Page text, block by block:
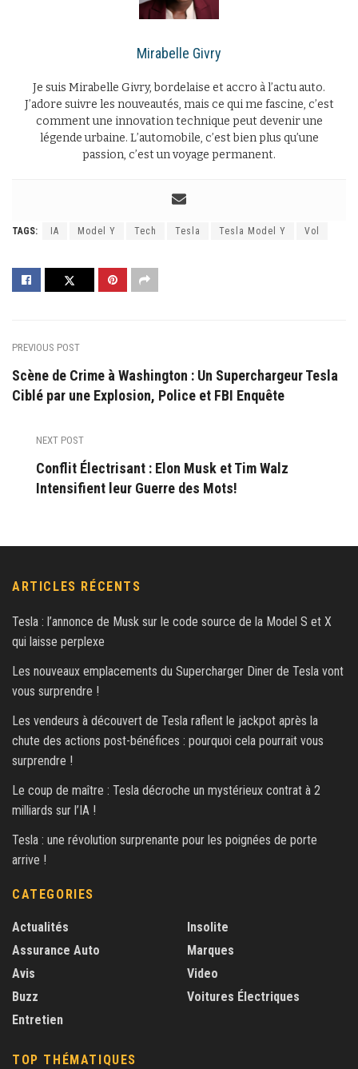
Mirabelle Givry
Je suis Mirabelle Givry, bordelaise et accro à l’actu auto.
J’adore suivre les nouveautés, mais ce qui me fascine, c’est
comment une innovation technique peut devenir une
légende urbaine. L’automobile, c’est bien plus qu’une
passion, c’est un voyage permanent.
TAGS: IA Model Y Tech Tesla Tesla Model Y Vol
PREVIOUS POST
Scène de Crime à Washington : Un Superchargeur Tesla
Ciblé par une Explosion, Police et FBI Enquête
NEXT POST
Conflit Électrisant : Elon Musk et Tim Walz
Intensifient leur Guerre des Mots!
ARTICLES RÉCENTS
Tesla : l’annonce de Musk sur le code source de la Model S et X
qui laisse perplexe
Les nouveaux emplacements du Supercharger Diner de Tesla vont
vous surprendre !
Les vendeurs à découvert de Tesla raflent le jackpot après la
chute des actions post-bénéfices : pourquoi cela pourrait vous
surprendre !
Le coup de maître : Tesla décroche un mystérieux contrat à 2
milliards sur l’IA !
Tesla : une révolution surprenante pour les poignées de porte
arrive !
CATEGORIES
Actualités
Assurance Auto
Avis
Buzz
Entretien
Insolite
Marques
Video
Voitures Électriques
TOP THÉMATIQUES